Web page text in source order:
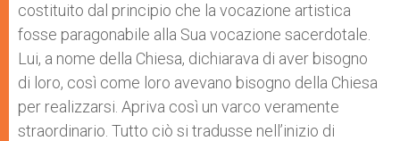
costituito dal principio che la vocazione artistica
fosse paragonabile alla Sua vocazione sacerdotale.
Lui, a nome della Chiesa, dichiarava di aver bisogno
di loro, così come loro avevano bisogno della Chiesa
per realizzarsi. Apriva così un varco veramente
straordinario. Tutto ciò si tradusse nell’inizio di